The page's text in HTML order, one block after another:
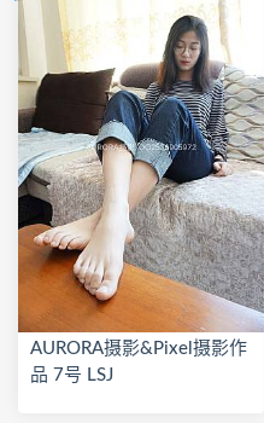
AURORA摄影&Pixel摄影作
品 7号 LSJ